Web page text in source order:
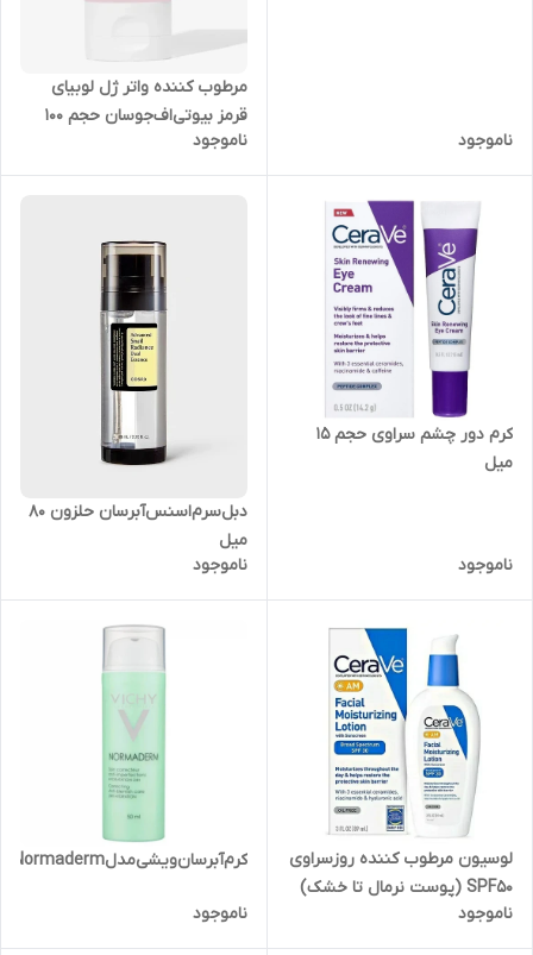
ناموجود
مرطوب کننده واتر ژل لوبیای
قرمز بیوتی‌اف‌جوسان حجم 100
میل
ناموجود
کرم دور چشم سراوی حجم 15
میل
ناموجود
دبل‌سرم‌اسنس‌آبرسان حلزون 80
میل
ناموجود
لوسیون مرطوب کننده روزسراوی
SPF50 (پوست نرمال تا خشک)
89میل
ناموجود
کرم‌آبرسان‌ویشی‌مدلNormadermحجم۵۰میل‌
ناموجود